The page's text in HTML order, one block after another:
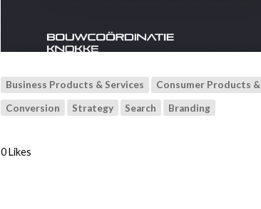
Business Products & Services Consumer Products &
Conversion Strategy Search Branding
0 Likes